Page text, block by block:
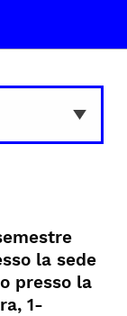
la sede
presso la
1-